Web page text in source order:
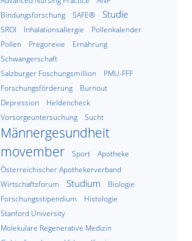
Bindungsforschung
SAFE® Studie
SROI Inhalationsallergie
Pollenkalender
Pollen
Pregorexie
Ernährung
Schwangerschaft
Salzburger Foschungsmillion
PMU-FFF
Forschungsförderung
Burnout
Depression
Heldencheck
Vorsorgeuntersuchung
Sucht
Männergesundheit
movember
Sport
Apotheke
Österreichischer Apothekerverband
Wirtschaftsforum
Studium
Biologie
Forschungsstipendium
Histologie
Stanford University
Molekulare Regenerative Medizin